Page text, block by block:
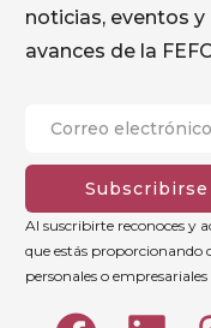
noticias, eventos y
avances de la
Subscribirse
Al suscribirte reconoces y
que estás proporcionando
personales o empresariales